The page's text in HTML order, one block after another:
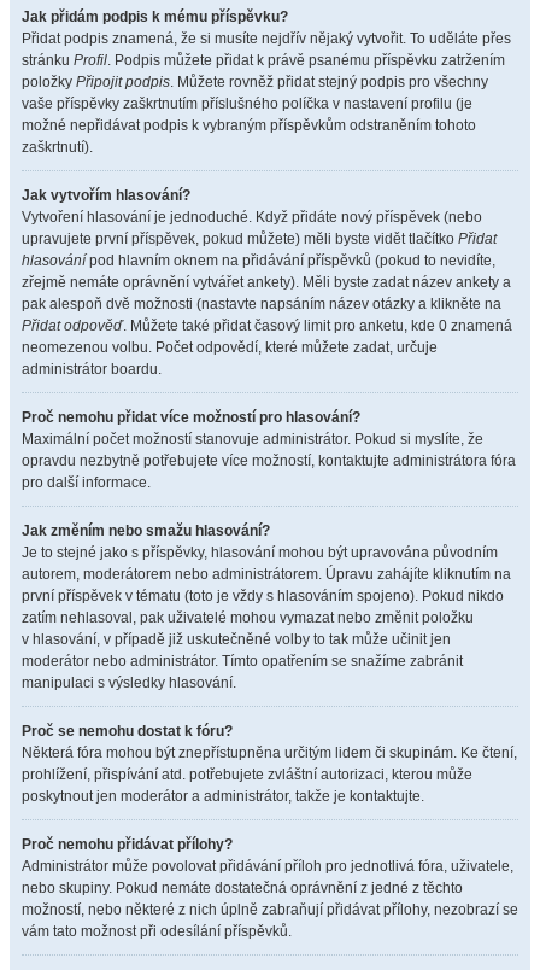
Jak přidám podpis k mému příspěvku?
Přidat podpis znamená, že si musíte nejdřív nějaký vytvořit. To uděláte přes
stránku Profil. Podpis můžete přidat k právě psanému příspěvku zatržením
položky Připojit podpis. Můžete rovněž přidat stejný podpis pro všechny
vaše příspěvky zaškrtnutím příslušného políčka v nastavení profilu (je
možné nepřidávat podpis k vybraným příspěvkům odstraněním tohoto
zaškrtnutí).
Jak vytvořím hlasování?
Vytvoření hlasování je jednoduché. Když přidáte nový příspěvek (nebo
upravujete první příspěvek, pokud můžete) měli byste vidět tlačítko Přidat
hlasování pod hlavním oknem na přidávání příspěvků (pokud to nevidíte,
zřejmě nemáte oprávnění vytvářet ankety). Měli byste zadat název ankety a
pak alespoň dvě možnosti (nastavte napsáním název otázky a klikněte na
Přidat odpověď. Můžete také přidat časový limit pro anketu, kde 0 znamená
neomezenou volbu. Počet odpovědí, které můžete zadat, určuje
administrátor boardu.
Proč nemohu přidat více možností pro hlasování?
Maximální počet možností stanovuje administrátor. Pokud si myslíte, že
opravdu nezbytně potřebujete více možností, kontaktujte administrátora fóra
pro další informace.
Jak změním nebo smažu hlasování?
Je to stejné jako s příspěvky, hlasování mohou být upravována původním
autorem, moderátorem nebo administrátorem. Úpravu zahájíte kliknutím na
první příspěvek v tématu (toto je vždy s hlasováním spojeno). Pokud nikdo
zatím nehlasoval, pak uživatelé mohou vymazat nebo změnit položku
v hlasování, v případě již uskutečněné volby to tak může učinit jen
moderátor nebo administrátor. Tímto opatřením se snažíme zabránit
manipulaci s výsledky hlasování.
Proč se nemohu dostat k fóru?
Některá fóra mohou být znepřístupněna určitým lidem či skupinám. Ke čtení,
prohlížení, přispívání atd. potřebujete zvláštní autorizaci, kterou může
poskytnout jen moderátor a administrátor, takže je kontaktujte.
Proč nemohu přidávat přílohy?
Administrátor může povolovat přidávání příloh pro jednotlivá fóra, uživatele,
nebo skupiny. Pokud nemáte dostatečná oprávnění z jedné z těchto
možností, nebo některé z nich úplně zabraňují přidávat přílohy, nezobrazí se
vám tato možnost při odesílání příspěvků.